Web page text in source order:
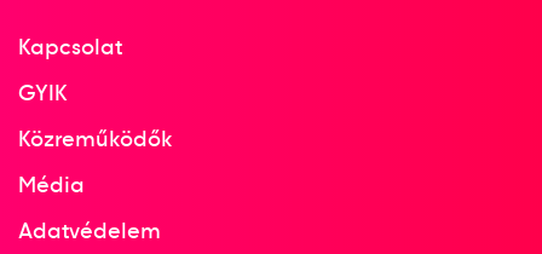
Terem Kézilabda női
kézilabda
1993
Kapcsolat
GYIK
Közreműködők
Média
Adatvédelem